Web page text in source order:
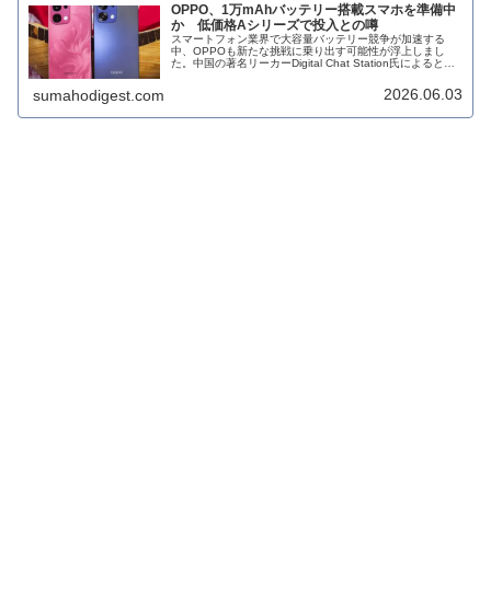
OPPO、1万mAhバッテリー搭載スマホを準備中
か 低価格Aシリーズで投入との噂
スマートフォン業界で大容量バッテリー競争が加速する
中、OPPOも新たな挑戦に乗り出す可能性が浮上しまし
た。中国の著名リーカーDigital Chat Station氏によると、
sumahodigest.com 2026.06.03